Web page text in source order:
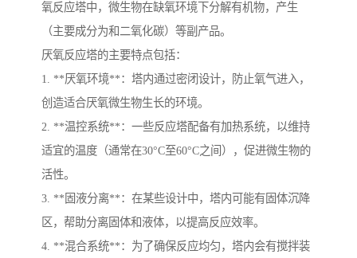
氧反应塔中，微生物在缺氧环境下分解有机物，产生
（主要成分为和二氧化碳）等副产品。
厌氧反应塔的主要特点包括：
1. **厌氧环境**：塔内通过密闭设计，防止氧气进入，
创造适合厌氧微生物生长的环境。
2. **温控系统**：一些反应塔配备有加热系统，以维持
适宜的温度（通常在30°C至60°C之间），促进微生物的
活性。
3. **固液分离**：在某些设计中，塔内可能有固体沉降
区，帮助分离固体和液体，以提高反应效率。
4. **混合系统**：为了确保反应均匀，塔内会有搅拌装